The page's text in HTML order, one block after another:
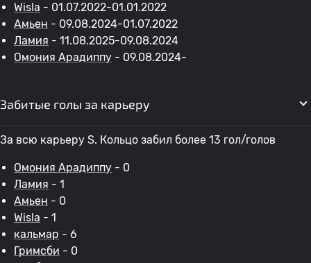
Wisla - 01.07.2022-01.01.2022
Амьен - 09.08.2024-01.07.2022
Ламия - 11.08.2025-09.08.2024
Омония Арадиппу - 09.08.2024-
Забитые голы за карьеру
За всю карьеру S. Кольцо забил более 13 гол/голов
Омония Арадиппу - 0
Ламия - 1
Амьен - 0
Wisla - 1
кальмар - 6
Гримсби - 0